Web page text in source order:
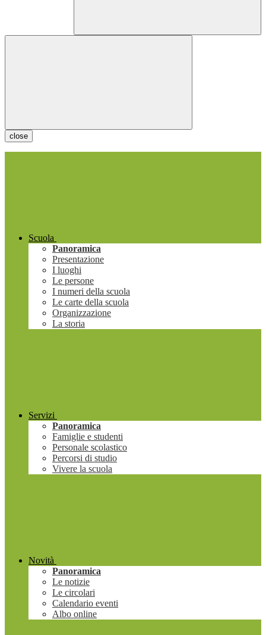
close
Scuola
Panoramica
Presentazione
I luoghi
Le persone
I numeri della scuola
Le carte della scuola
Organizzazione
La storia
Servizi
Panoramica
Famiglie e studenti
Personale scolastico
Percorsi di studio
Vivere la scuola
Novità
Panoramica
Le notizie
Le circolari
Calendario eventi
Albo online